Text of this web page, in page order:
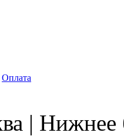
Оплата
|